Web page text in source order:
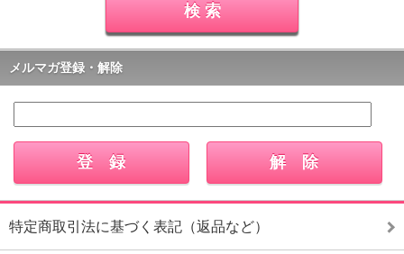
メルマガ登録・解除
特定商取引法に基づく表記（返品など）